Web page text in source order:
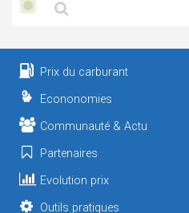
Prix du carburant
Econonomies
Communauté & Actu
Partenaires
Evolution prix
Outils pratiques